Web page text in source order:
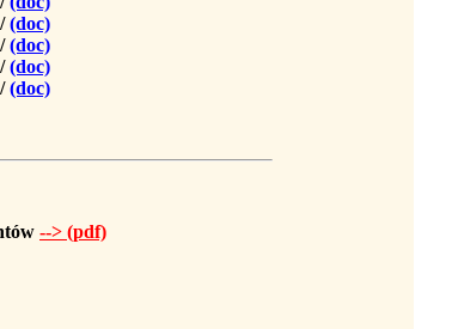
/(doc)
/(doc)
/(doc)
/(doc)
--> (pdf)